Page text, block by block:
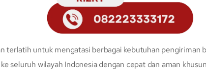
terlatih untuk mengatasi berbagai kebutuhan pengiriman
seluruh wilayah Indonesia dengan cepat dan aman